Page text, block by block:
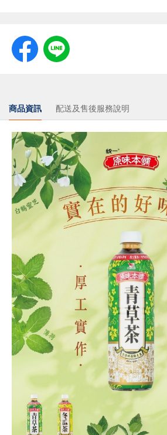
商品資訊 配送及售後服務說明